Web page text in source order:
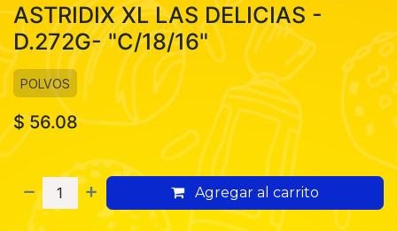
ASTRIDIX XL LAS DELICIAS -
D.272G- "C/18/16"
POLVOS
$56.08
Agregar al carrito